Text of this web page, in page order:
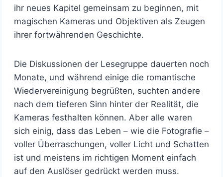
ihr neues Kapitel gemeinsam zu beginnen, mit
magischen Kameras und Objektiven als Zeugen
ihrer fortwährenden Geschichte.
Die Diskussionen der Lesegruppe dauerten noch
Monate, und während einige die romantische
Wiedervereinigung begrüßten, suchten andere
nach dem tieferen Sinn hinter der Realität, die
Kameras festhalten können. Aber alle waren
sich einig, dass das Leben – wie die Fotografie –
voller Überraschungen, voller Licht und Schatten
ist und meistens im richtigen Moment einfach
auf den Auslöser gedrückt werden muss.